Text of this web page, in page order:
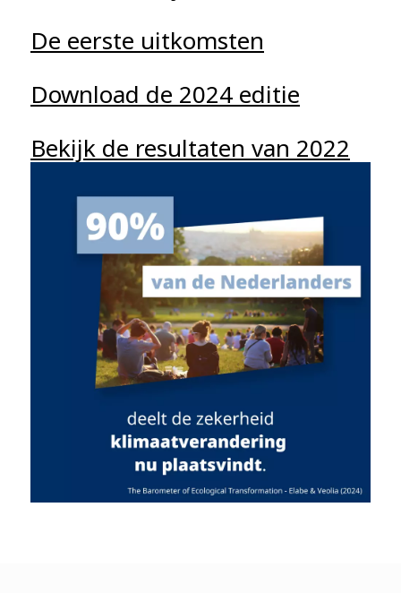
De eerste uitkomsten
Download de 2024 editie
Bekijk de resultaten van 2022